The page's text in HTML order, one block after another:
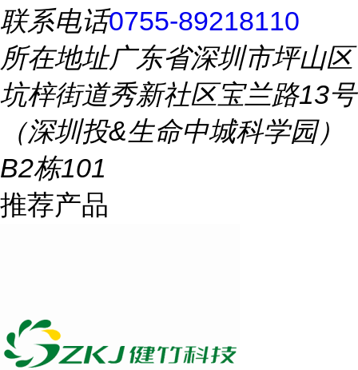
联系电话0755-89218110
所在地址广东省深圳市坪山区
坑梓街道秀新社区宝兰路13号
（深圳投&生命中城科学园）
B2栋101
推荐产品